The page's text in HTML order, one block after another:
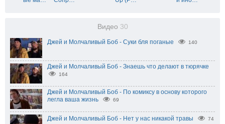
Видео 30
Джей и Молчаливый Боб - Суки бля поганые 140
Джей и Молчаливый Боб - Знаешь что делают в тюрячке
164
Джей и Молчаливый Боб - По комиксу в основу которого
легла ваша жизнь
69
Джей и Молчаливый Боб - Нет у нас никакой травы 74